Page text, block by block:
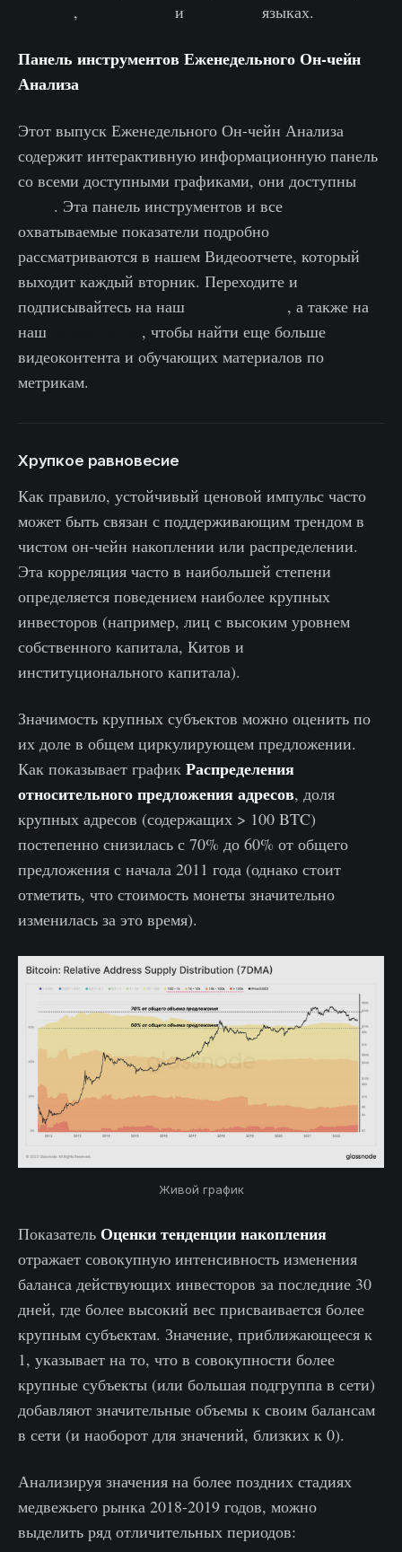
, и языках.
Панель инструментов Еженедельного Он-чейн
Анализа
Этот выпуск Еженедельного Он-чейн Анализа
содержит интерактивную информационную панель
со всеми доступными графиками, они доступны
. Эта панель инструментов и все
охватываемые показатели подробно
рассматриваются в нашем Видеоотчете, который
выходит каждый вторник. Переходите и
подписывайтесь на наш
, а также на
наш
, чтобы найти еще больше
видеоконтента и обучающих материалов по
метрикам.
Хрупкое равновесие
Как правило, устойчивый ценовой импульс часто
может быть связан с поддерживающим трендом в
чистом он-чейн накоплении или распределении.
Эта корреляция часто в наибольшей степени
определяется поведением наиболее крупных
инвесторов (например, лиц с высоким уровнем
собственного капитала, Китов и
институционального капитала).
Значимость крупных субъектов можно оценить по
их доле в общем циркулирующем предложении.
Как показывает график Распределения
относительного предложения адресов, доля
крупных адресов (содержащих > 100 BTC)
постепенно снизилась с 70% до 60% от общего
предложения с начала 2011 года (однако стоит
отметить, что стоимость монеты значительно
изменилась за это время).
Живой график
Показатель Оценки тенденции накопления
отражает совокупную интенсивность изменения
баланса действующих инвесторов за последние 30
дней, где более высокий вес присваивается более
крупным субъектам. Значение, приближающееся к
1, указывает на то, что в совокупности более
крупные субъекты (или большая подгруппа в сети)
добавляют значительные объемы к своим балансам
в сети (и наоборот для значений, близких к 0).
Анализируя значения на более поздних стадиях
медвежьего рынка 2018-2019 годов, можно
выделить ряд отличительных периодов: